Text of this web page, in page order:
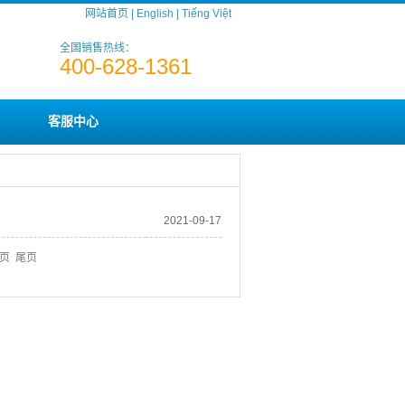
网站首页 English Tiếng Việt
全国销售热线：
400-628-1361
客服中心
2021-09-17
尾页